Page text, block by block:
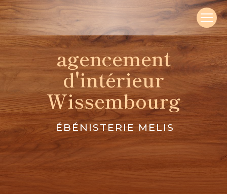
agencement
d'intérieur
Wissembourg
ÉBÉNISTERIE MELIS
Panneau de gestion des cookies